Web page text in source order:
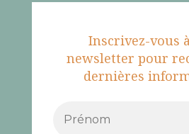
Inscrivez-vous
newsletter pour
dernières